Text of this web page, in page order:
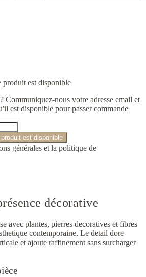
produit est disponible
Communiquez-nous votre adresse email et
est disponible pour passer commande
est disponible
générales et la politique de
décorative
avec plantes, pierres decoratives et fibres
contemporaine. Le detail dore
et ajoute raffinement sans surcharger